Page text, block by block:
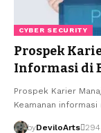
CYBER SECURITY
Prospek
Informasi di
Prospek Karier
Keamanan
byDeviloArts 294